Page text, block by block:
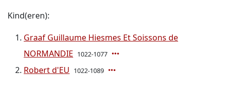
Kind(eren):
Graaf Guillaume Hiesmes Et Soissons de
NORMANDIE 1022-1077
Robert d'EU 1022-1089